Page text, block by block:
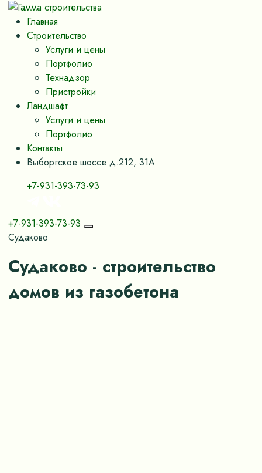
Главная
Строительство
Услуги и цены
Портфолио
Технадзор
Пристройки
Ландшафт
Услуги и цены
Портфолио
Контакты
Выборгское шоссе д.212, 31А
+7-931-393-73-93
+7-931-393-73-93
Судаково
Судаково - строительство
домов из газобетона